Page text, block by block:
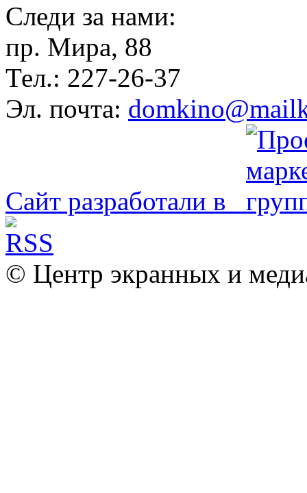
Следи за нами:
пр. Мира, 88
Тел.: 227-26-37
Эл. почта:
Сайт разработали в
© Центр экранных и